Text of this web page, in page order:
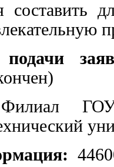
составить